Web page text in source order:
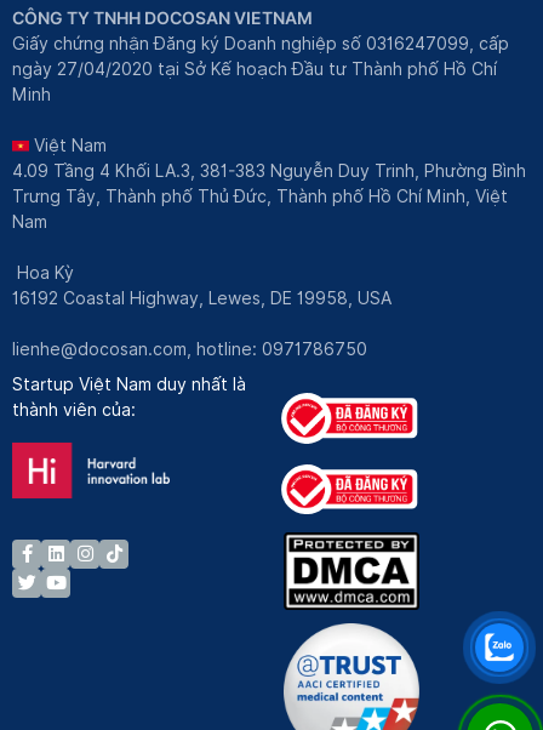
CÔNG TY TNHH DOCOSAN VIETNAM
Giấy chứng nhận Đăng ký Doanh nghiệp số 0316247099, cấp
ngày 27/04/2020 tại Sở Kế hoạch Đầu tư Thành phố Hồ Chí
Minh
Việt Nam
4.09 Tầng 4 Khối LA.3, 381-383 Nguyễn Duy Trinh, Phường Bình
Trưng Tây, Thành phố Thủ Đức, Thành phố Hồ Chí Minh, Việt
Nam
Hoa Kỳ
16192 Coastal Highway, Lewes, DE 19958, USA
lienhe@docosan.com, hotline: 0971786750
Startup Việt Nam duy nhất là
thành viên của: